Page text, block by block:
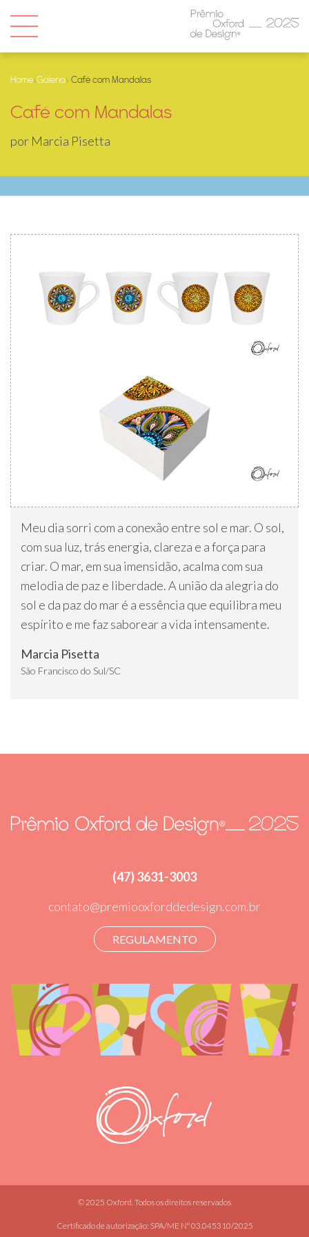
Home›Galeria› Café com Mandalas
Café com Mandalas
por Marcia Pisetta
Meu dia sorri com a conexão entre sol e mar. O sol,
com sua luz, trás energia, clareza e a força para
criar. O mar, em sua imensidão, acalma com sua
melodia de paz e liberdade. A união da alegria do
sol e da paz do mar é a essência que equilibra meu
espírito e me faz saborear a vida intensamente.
Marcia Pisetta
São Francisco do Sul/SC
(47) 3631-3003
contato@premiooxforddedesign.com.br
REGULAMENTO
© 2025 Oxford. Todos os direitos reservados
Certificado de autorização: SPA/ME Nº 03.045310/2025